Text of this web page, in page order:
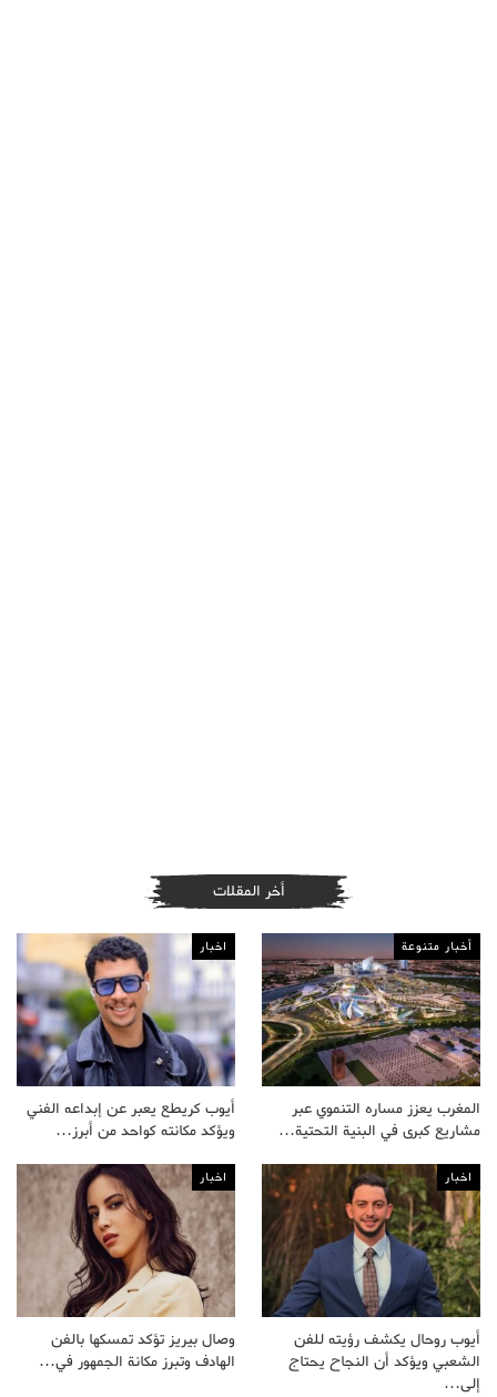
أخر المقلات
أخبار متنوعة
المغرب يعزز مساره التنموي عبر
مشاريع كبرى في البنية التحتية…
اخبار
أيوب كريطع يعبر عن إبداعه الفني
ويؤكد مكانته كواحد من أبرز…
اخبار
أيوب روحال يكشف رؤيته للفن
الشعبي ويؤكد أن النجاح يحتاج
إلى…
اخبار
وصال بيريز تؤكد تمسكها بالفن
الهادف وتبرز مكانة الجمهور في…